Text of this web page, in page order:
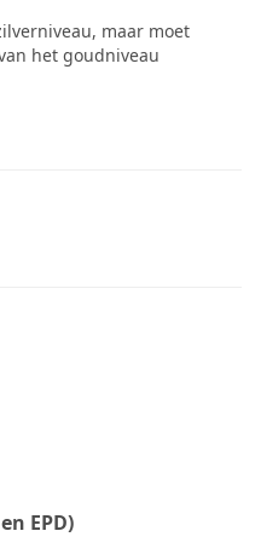
maar moet
het goudniveau
EPD)